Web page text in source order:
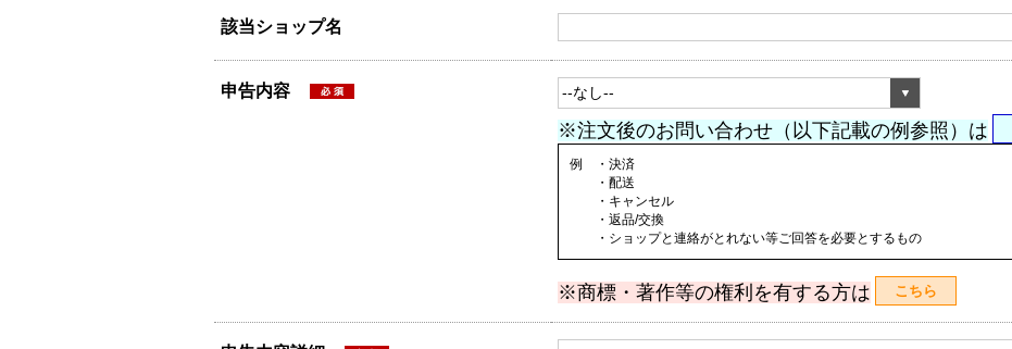
該当ショップ名
申告内容
※注文後のお問い合わせ（以下記載の例参照）は
例 ・決済
・配送
・キャンセル
・返品/交換
・ショップと連絡がとれない等ご回答を必要とするもの
※商標・著作等の権利を有する方は こちら